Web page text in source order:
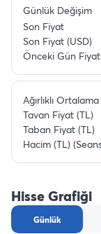
Günlük Değişim
Son Fiyat
Son Fiyat (USD)
Önceki Gün Fiyat
Ağırlıklı
Tavan Fiyat (TL)
Taban Fiyat (TL)
Hacim (TL)
Hisse Grafiği
Günlük